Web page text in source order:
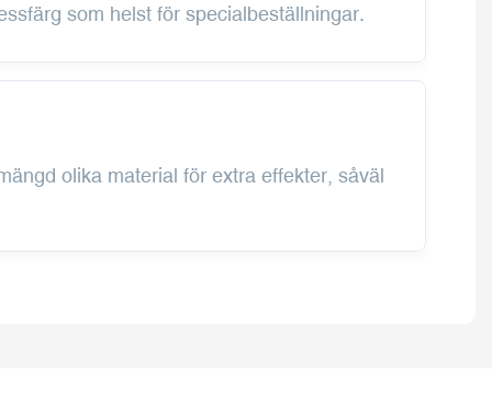
som helst för specialbeställningar.
olika material för extra effekter, såväl